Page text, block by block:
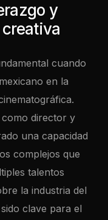
y
cuando
en la
director y
una capacidad
complejos que
talentos
la industria del
clave para el